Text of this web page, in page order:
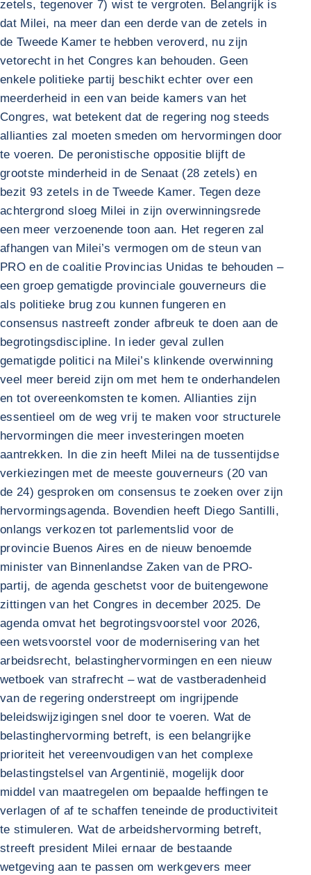
zetels, tegenover 7) wist te vergroten. Belangrijk is
dat Milei, na meer dan een derde van de zetels in
de Tweede Kamer te hebben veroverd, nu zijn
vetorecht in het Congres kan behouden. Geen
enkele politieke partij beschikt echter over een
meerderheid in een van beide kamers van het
Congres, wat betekent dat de regering nog steeds
allianties zal moeten smeden om hervormingen door
te voeren. De peronistische oppositie blijft de
grootste minderheid in de Senaat (28 zetels) en
bezit 93 zetels in de Tweede Kamer. Tegen deze
achtergrond sloeg Milei in zijn overwinningsrede
een meer verzoenende toon aan. Het regeren zal
afhangen van Milei’s vermogen om de steun van
PRO en de coalitie Provincias Unidas te behouden –
een groep gematigde provinciale gouverneurs die
als politieke brug zou kunnen fungeren en
consensus nastreeft zonder afbreuk te doen aan de
begrotingsdiscipline. In ieder geval zullen
gematigde politici na Milei’s klinkende overwinning
veel meer bereid zijn om met hem te onderhandelen
en tot overeenkomsten te komen. Allianties zijn
essentieel om de weg vrij te maken voor structurele
hervormingen die meer investeringen moeten
aantrekken. In die zin heeft Milei na de tussentijdse
verkiezingen met de meeste gouverneurs (20 van
de 24) gesproken om consensus te zoeken over zijn
hervormingsagenda. Bovendien heeft Diego Santilli,
onlangs verkozen tot parlementslid voor de
provincie Buenos Aires en de nieuw benoemde
minister van Binnenlandse Zaken van de PRO-
partij, de agenda geschetst voor de buitengewone
zittingen van het Congres in december 2025. De
agenda omvat het begrotingsvoorstel voor 2026,
een wetsvoorstel voor de modernisering van het
arbeidsrecht, belastinghervormingen en een nieuw
wetboek van strafrecht – wat de vastberadenheid
van de regering onderstreept om ingrijpende
beleidswijzigingen snel door te voeren. Wat de
belastinghervorming betreft, is een belangrijke
prioriteit het vereenvoudigen van het complexe
belastingstelsel van Argentinië, mogelijk door
middel van maatregelen om bepaalde heffingen te
verlagen of af te schaffen teneinde de productiviteit
te stimuleren. Wat de arbeidshervorming betreft,
streeft president Milei ernaar de bestaande
wetgeving aan te passen om werkgevers meer